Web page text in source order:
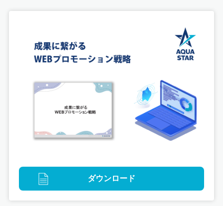
デジタル
映像
ダウンロード